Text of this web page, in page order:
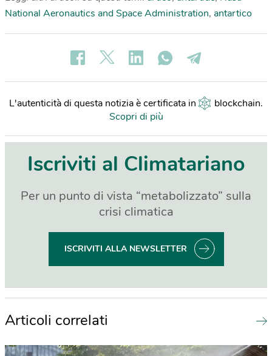
National Aeronautics and Space Administration, antartico
L'autenticità di questa notizia è certificata in blockchain.
Scopri di più
Iscriviti al Climatariano
Per un punto di vista “metabolizzato” sulla
crisi climatica
ISCRIVITI ALLA NEWSLETTER
Articoli correlati